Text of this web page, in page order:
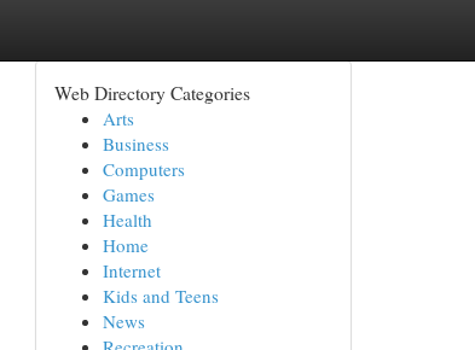
Web Directory Categories
Arts
Business
Computers
Games
Health
Home
Internet
Kids and Teens
News